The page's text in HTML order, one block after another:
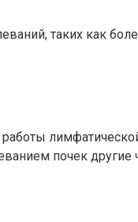
таких как
почек